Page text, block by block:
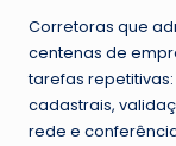
Corretoras que
centenas de
tarefas
cadastrais,
rede e